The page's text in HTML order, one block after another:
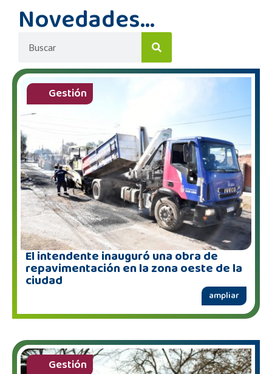
Novedades...
Gestión
El intendente inauguró una obra de
repavimentación en la zona oeste de la
ciudad
ampliar
Gestión